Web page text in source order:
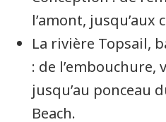
l’amont, jusqu’aux
La rivière Topsail,
: de l’embouchure,
jusqu’au ponceau
Beach.